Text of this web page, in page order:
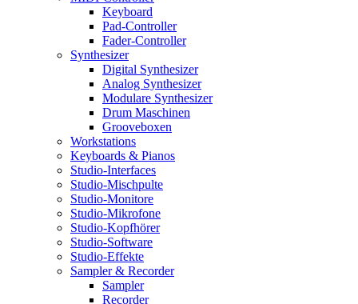
Keyboard
Pad-Controller
Fader-Controller
Synthesizer
Digital Synthesizer
Analog Synthesizer
Modulare Synthesizer
Drum Maschinen
Grooveboxen
Workstations
Keyboards & Pianos
Studio-Interfaces
Studio-Mischpulte
Studio-Monitore
Studio-Mikrofone
Studio-Kopfhörer
Studio-Software
Studio-Effekte
Sampler & Recorder
Sampler
Recorder